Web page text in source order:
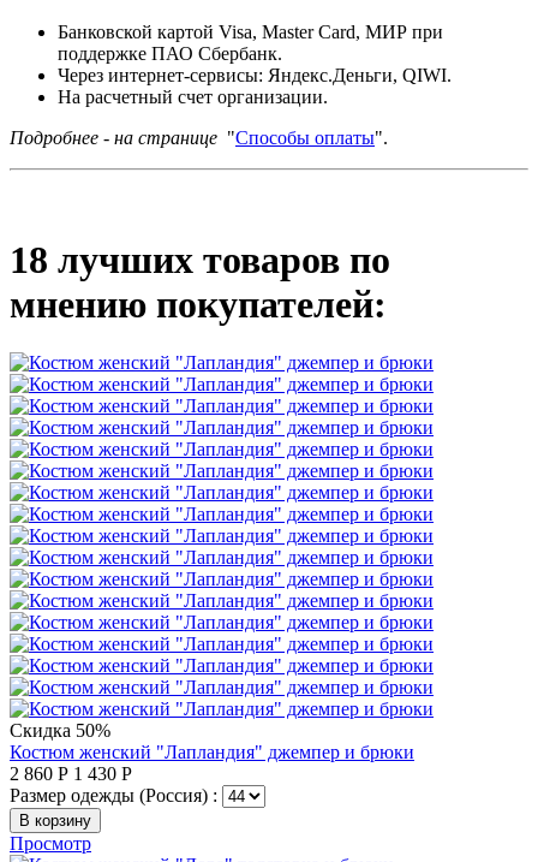
Банковской картой Visa, Master Card, МИР при
поддержке ПАО Сбербанк.
Через интернет-сервисы: Яндекс.Деньги, QIWI.
На расчетный счет организации.
Подробнее - на странице "Способы оплаты".
18 лучших товаров по
мнению покупателей:
Скидка 50%
Костюм женский "Лапландия" джемпер и брюки
2 860 Р 1 430 Р
Размер одежды (Россия) :
В корзину
Просмотр